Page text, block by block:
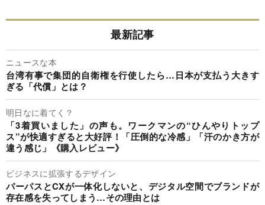
最新記事
ニュースな本
台湾有事で集団的自衛権を行使したら…日本が支払う大きす
ぎる「代償」とは？
明日なに着てく？
「3着買いました」の声も。ワークマンの“ひんやりトップ
ス”が快適すぎると大好評！「圧倒的な冷感」「汗のかき方が
違う感じ」《購入レビュー》
ビジネスに拡張するデザイン
パーパスとCXが一体化しないと、デジタル空間でブランドが
存在感を失ってしまう…その理由とは